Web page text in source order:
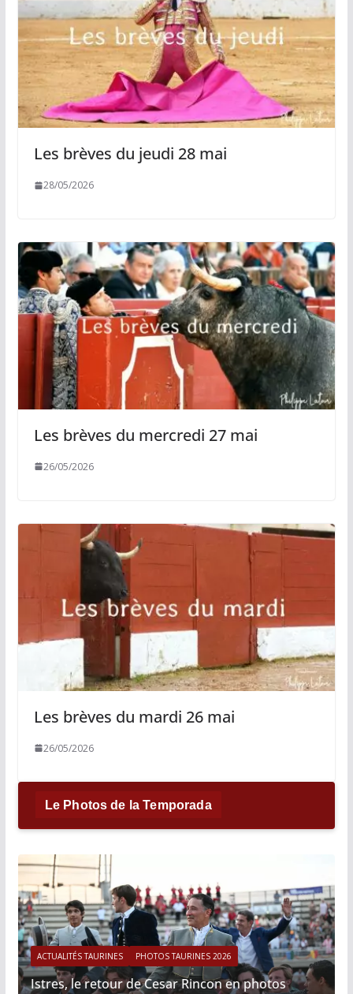
Les brèves du jeudi 28 mai
28/05/2026
Les brèves du mercredi 27 mai
26/05/2026
Les brèves du mardi 26 mai
26/05/2026
Le Photos de la Temporada
ACTUALITÉS TAURINES PHOTOS TAURINES 2026
Istres, le retour de Cesar Rincon en photos